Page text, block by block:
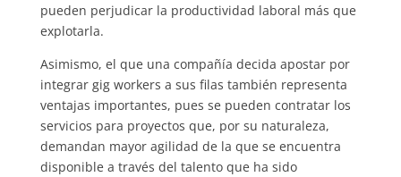
pueden perjudicar la productividad laboral más que
explotarla.
Asimismo, el que una compañía decida apostar por
integrar gig workers a sus filas también representa
ventajas importantes, pues se pueden contratar los
servicios para proyectos que, por su naturaleza,
demandan mayor agilidad de la que se encuentra
disponible a través del talento que ha sido